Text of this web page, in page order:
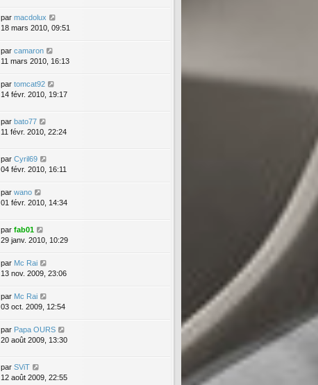
par macdolux
18 mars 2010, 09:51
par camaron
11 mars 2010, 16:13
par tomcat92
14 févr. 2010, 19:17
par bato77
11 févr. 2010, 22:24
par Cyril69
04 févr. 2010, 16:11
par wano
01 févr. 2010, 14:34
par fab01
29 janv. 2010, 10:29
par Mc Rai
13 nov. 2009, 23:06
par Mc Rai
03 oct. 2009, 12:54
par Papa OURS
20 août 2009, 13:30
par SViT
12 août 2009, 22:55